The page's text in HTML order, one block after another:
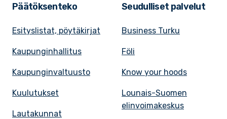
Päätöksenteko
Esityslistat, pöytäkirjat
Kaupunginhallitus
Kaupunginvaltuusto
Kuulutukset
Lautakunnat
Seudulliset palvelut
Business Turku
Föli
Know your hoods
Lounais-Suomen
elinvoimakeskus